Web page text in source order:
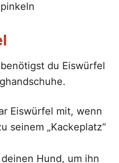
du Eiswürfel
Eiswürfel mit, wenn
seinem „Kackeplatz“
Hund, um ihn